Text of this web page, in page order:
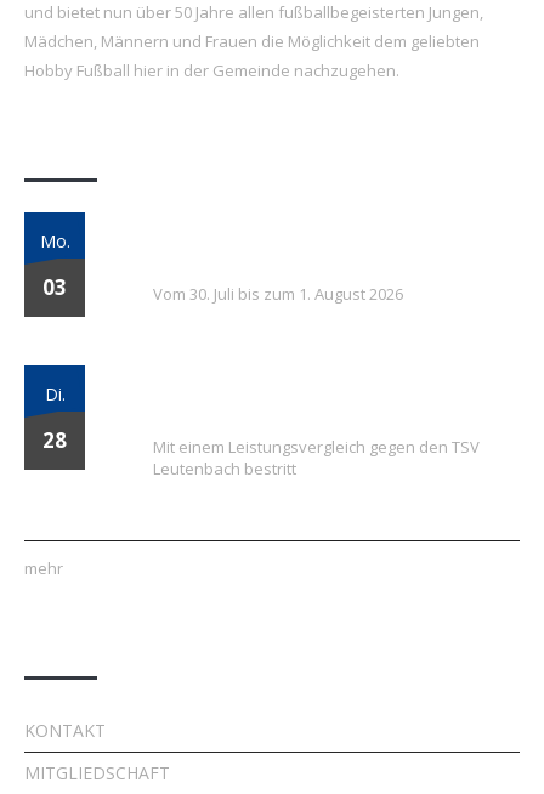
und bietet nun über 50 Jahre allen fußballbegeisterten Jungen,
Mädchen, Männern und Frauen die Möglichkeit dem geliebten
Hobby Fußball hier in der Gemeinde nachzugehen.
Mo.
03 Vom 30. Juli bis zum 1. August 2026
Di.
28
Mit einem Leistungsvergleich gegen den TSV
Leutenbach bestritt
mehr
KONTAKT
MITGLIEDSCHAFT